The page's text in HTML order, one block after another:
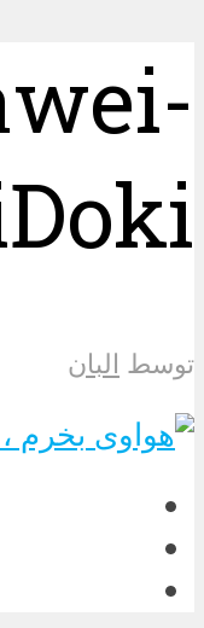
توسط البان